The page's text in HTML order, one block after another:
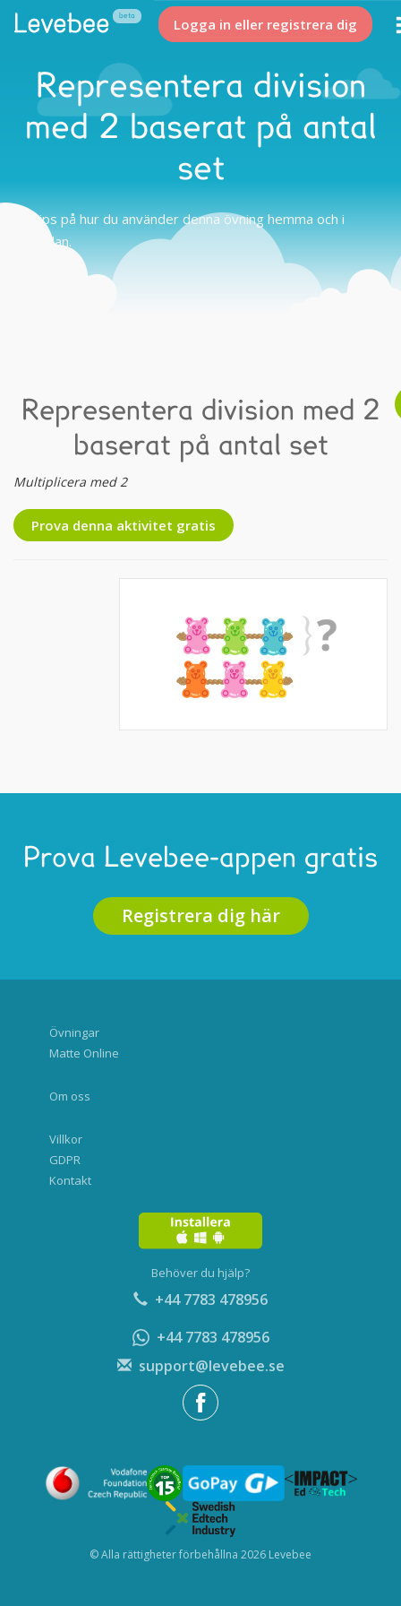
Logga in eller registrera dig
Representera division
med 2 baserat på antal
set
Tips på hur du använder denna övning hemma och i
skolan.
Representera division med 2
baserat på antal set
Multiplicera med 2
Prova denna aktivitet gratis
Prova Levebee-appen gratis
Registrera dig här
Övningar
Matte Online
Om oss
Villkor
GDPR
Kontakt
Behöver du hjälp?
+44 7783 478956
+44 7783 478956
support@levebee.se
© Alla rättigheter förbehållna 2026 Levebee